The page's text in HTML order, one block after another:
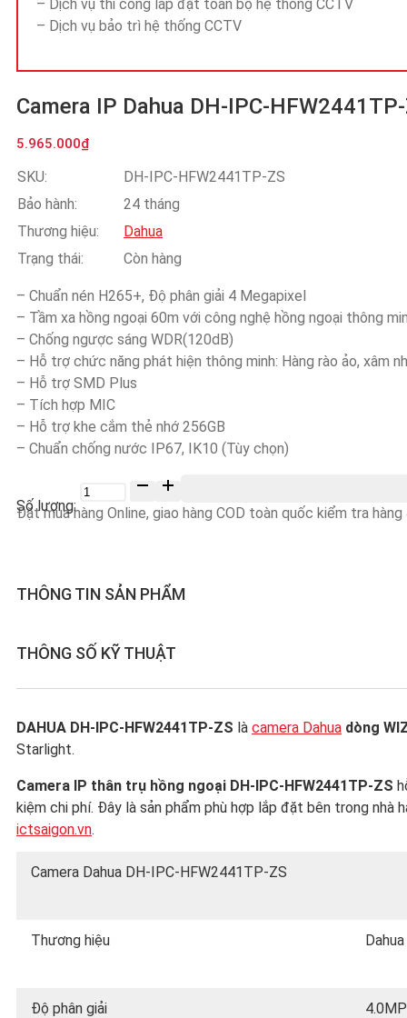
– Dịch vụ thi công lắp đặt toàn bộ hệ thống CCTV
– Dịch vụ bảo trì hệ thống CCTV
Camera IP Dahua DH-IPC-
5.965.000₫
SKU:
DH-IPC-HFW2441TP-ZS
Bảo hành:
24 tháng
Thương hiệu:
Dahua
Trạng thái:
Còn hàng
– Chuẩn nén H265+, Độ phân giải 4 Megapixel
– Tầm xa hồng ngoại 60m với công nghệ hồng ngoại thông
– Chống ngược sáng WDR(120dB)
– Hỗ trợ chức năng phát hiện thông minh: Hàng rào ảo, xâm
– Hỗ trợ SMD Plus
– Tích hợp MIC
– Hỗ trợ khe cắm thẻ nhớ 256GB
– Chuẩn chống nước IP67, IK10 (Tùy chọn)
Số
lượng
Đặt mua hàng Online, giao hàng COD toàn quốc kiểm tra
THÔNG TIN SẢN PHẨM
THÔNG SỐ KỸ THUẬT
DAHUA DH-IPC-HFW2441TP-ZS là camera Dahua dòng
Starlight.
Camera IP thân trụ hồng ngoại DH-IPC-HFW2441TP-ZS
kiệm chi phí. Đây là sản phẩm phù hợp lắp đặt bên trong nhà
ictsaigon.vn.
Camera Dahua DH-IPC-HFW2441TP-ZS
Thương hiệu Dahua
Độ phân giải 4.0MP